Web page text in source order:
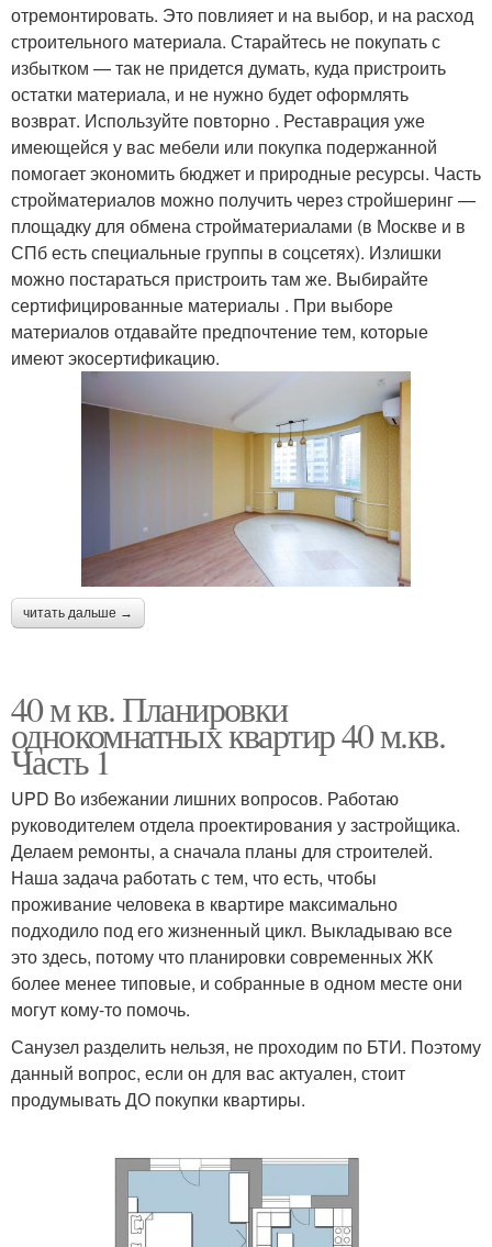
отремонтировать. Это повлияет и на выбор, и на расход
строительного материала. Старайтесь не покупать с
избытком — так не придется думать, куда пристроить
остатки материала, и не нужно будет оформлять
возврат. Используйте повторно . Реставрация уже
имеющейся у вас мебели или покупка подержанной
помогает экономить бюджет и природные ресурсы. Часть
стройматериалов можно получить через стройшеринг —
площадку для обмена стройматериалами (в Москве и в
СПб есть специальные группы в соцсетях). Излишки
можно постараться пристроить там же. Выбирайте
сертифицированные материалы . При выборе
материалов отдавайте предпочтение тем, которые
имеют экосертификацию.
читать дальше →
40 м кв. Планировки
однокомнатных квартир 40 м.кв.
Часть 1
UPD Во избежании лишних вопросов. Работаю
руководителем отдела проектирования у застройщика.
Делаем ремонты, а сначала планы для строителей.
Наша задача работать с тем, что есть, чтобы
проживание человека в квартире максимально
подходило под его жизненный цикл. Выкладываю все
это здесь, потому что планировки современных ЖК
более менее типовые, и собранные в одном месте они
могут кому-то помочь.
Санузел разделить нельзя, не проходим по БТИ. Поэтому
данный вопрос, если он для вас актуален, стоит
продумывать ДО покупки квартиры.